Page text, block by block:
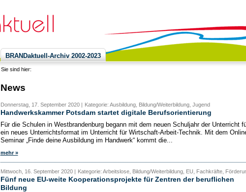
BRANDaktuell-Archiv 2002-2023
Sie sind hier:
News
Donnerstag, 17. September 2020 | Kategorie: Ausbildung, Bildung/Weiterbildung, Jugend
Handwerkskammer Potsdam startet digitale Berufsorientierung
Für die Schulen in Westbrandenburg begann mit dem neuen Schuljahr der Unterricht
ein neues Unterrichtsformat im Unterricht für Wirtschaft-Arbeit-Technik. Mit dem
Seminar „Finde deine Ausbildung im Handwerk“ kommt die...
mehr »
Mittwoch, 16. September 2020 | Kategorie: Arbeitslose, Bildung/Weiterbildung, EU, Fachkräfte,
Fünf neue EU-weite Kooperationsprojekte für Zentren der beruflichen
Bildung